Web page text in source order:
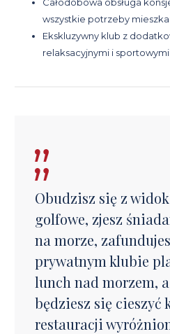
Całodobowa obsługa
wszystkie potrzeby
Ekskluzywny klub z
relaksacyjnymi i sportowymi
Obudzisz się z
golfowe, zjesz
na morze,
prywatnym klubie
lunch nad morzem,
będziesz się cieszyć
restauracji